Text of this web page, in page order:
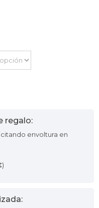
regalo:
envoltura en
)